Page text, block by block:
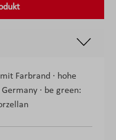
Farbrand · hohe
· be green: